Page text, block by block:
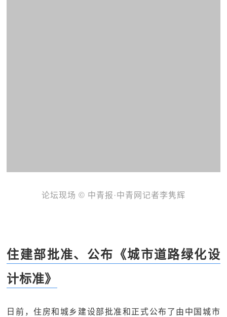
论坛现场 © 中青报·中青网记者李隽辉
住建部批准、公布《城市道路绿化设
计标准》
日前，住房和城乡建设部批准和正式公布了由中国城市